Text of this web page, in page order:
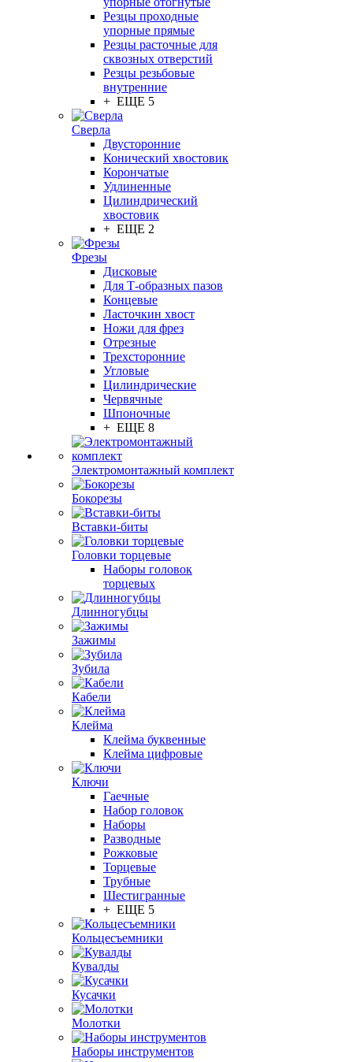
Резцы проходные
упорные прямые
Резцы расточные для
сквозных отверстий
Резцы резьбовые
внутренние
+ ЕЩЕ 5
Сверла
Двусторонние
Конический хвостовик
Корончатые
Удлиненные
Цилиндрический
хвостовик
+ ЕЩЕ 2
Фрезы
Дисковые
Для Т-образных пазов
Концевые
Ласточкин хвост
Ножи для фрез
Отрезные
Трехсторонние
Угловые
Цилиндрические
Червячные
Шпоночные
+ ЕЩЕ 8
Электромонтажный комплект
Бокорезы
Вставки-биты
Головки торцевые
Наборы головок
торцевых
Длинногубцы
Зажимы
Зубила
Кабели
Клейма
Клейма буквенные
Клейма цифровые
Ключи
Гаечные
Набор головок
Наборы
Разводные
Рожковые
Торцевые
Трубные
Шестигранные
+ ЕЩЕ 5
Кольцесъемники
Кувалды
Кусачки
Молотки
Наборы инструментов